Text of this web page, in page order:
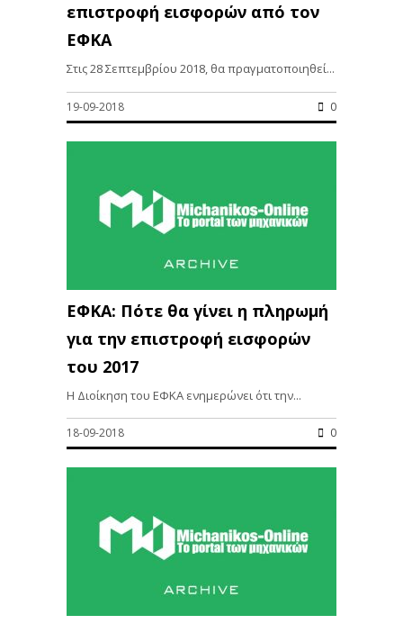
επιστροφή εισφορών από τον
ΕΦΚΑ
Στις 28 Σεπτεμβρίου 2018, θα πραγματοποιηθεί...
19-09-2018 0
ΕΦΚΑ: Πότε θα γίνει η πληρωμή
για την επιστροφή εισφορών
του 2017
Η Διοίκηση του ΕΦΚΑ ενημερώνει ότι την...
18-09-2018 0